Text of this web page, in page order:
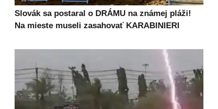
Slovák sa postaral o DRÁMU na známej pláži!
Na mieste museli zasahovať KARABINIERI